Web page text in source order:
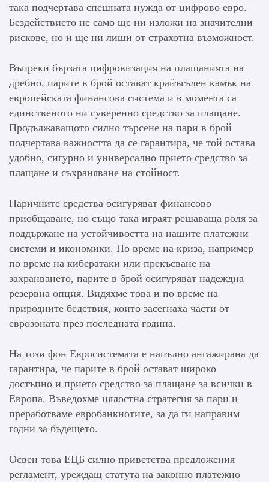
така подчертава спешната нужда от цифрово евро.
Бездействието не само ще ни изложи на значителни
рискове, но и ще ни лиши от страхотна възможност.
Въпреки бързата цифровизация на плащанията на
дребно, парите в брой остават крайъгълен камък на
европейската финансова система и в момента са
единственото ни суверенно средство за плащане.
Продължаващото силно търсене на пари в брой
подчертава важността да се гарантира, че той остава
удобно, сигурно и универсално прието средство за
плащане и съхраняване на стойност.
Паричните средства осигуряват финансово
приобщаване, но също така играят решаваща роля за
поддържане на устойчивостта на нашите платежни
системи и икономики. По време на криза, например
по време на кибератаки или прекъсване на
захранването, парите в брой осигуряват надеждна
резервна опция. Видяхме това и по време на
природните бедствия, които засегнаха части от
еврозоната през последната година.
На този фон Евросистемата е напълно ангажирана да
гарантира, че парите в брой остават широко
достъпно и прието средство за плащане за всички в
Европа. Въведохме цялостна стратегия за пари и
преработваме евробанкнотите, за да ги направим
годни за бъдещето.
Освен това ЕЦБ силно приветства предложения
регламент, уреждащ статута на законно платежно